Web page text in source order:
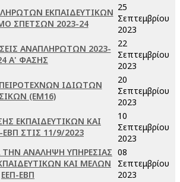
ΕΚΠΑΙΔΕΥΤΙΚΩΝ
ΣΠΕΤΣΩΝ 2023-24
25
Σεπτεμβρίου
2023
ΑΝΑΠΛΗΡΩΤΩΝ 2023-
Α' ΦΑΣΗΣ
22
Σεπτεμβρίου
2023
ΙΔΙΩΤΩΝ
(ΕΜ16)
20
Σεπτεμβρίου
2023
ΕΚΠΑΙΔΕΥΤΙΚΩΝ ΚΑΙ
ΣΤΙΣ 11/9/2023
10
Σεπτεμβρίου
2023
ΤΗΝ ΑΝΑΛΗΨΗ ΥΠΗΡΕΣΙΑΣ
ΚΑΙ ΜΕΛΩΝ
ΕΕΠ-ΕΒΠ
08
Σεπτεμβρίου
2023